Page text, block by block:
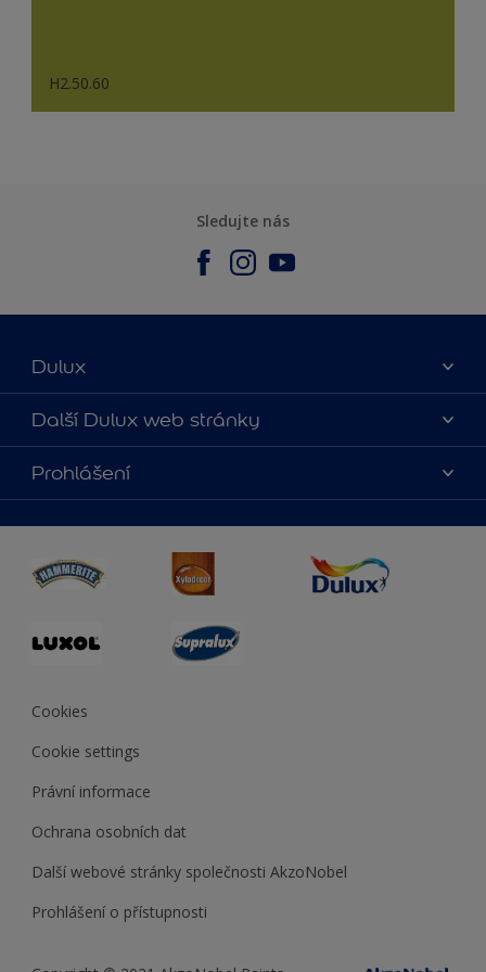
H2.50.60
Sledujte nás
Dulux
O nás
Kontaktujte nás
Najít obchod
Další Dulux web stránky
duluxmalir.cz
duluxmaliar.sk
duluxprodejnabarev.cz
duluxpredajnafarieb.sk
Prohlášení
Cookies
Cookie settings
Právní informace
Ochrana osobních dat
Další webové stránky společnosti AkzoNobel
Prohlášení o přístupnosti